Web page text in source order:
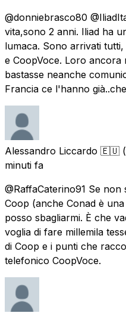
@donniebrasco80
vita,sono 2 anni. Iliad ha
lumaca. Sono arrivati
e CoopVoce. Loro ancora
bastasse neanche
Francia ce l'hanno
Alessandro Liccardo 🇪🇺
minuti fa
@RaffaCaterino91 Se
Coop (anche Conad è
posso sbagliarmi. È che
voglia di fare millemila
di Coop e i punti che
telefonico CoopVoce.